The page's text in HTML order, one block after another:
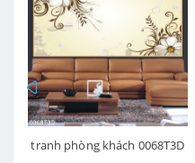
tranh phòng khách 0068T3D
prev